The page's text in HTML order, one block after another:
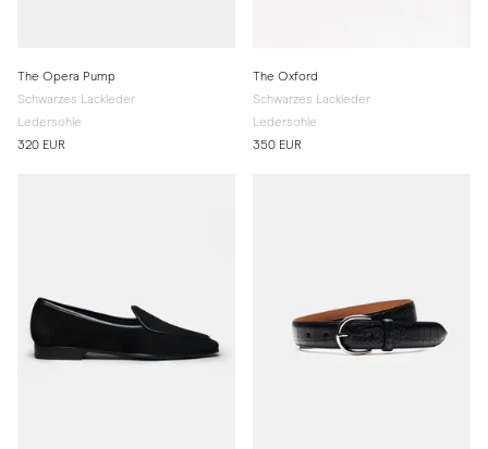
The Opera Pump
Schwarzes Lackleder
Ledersohle
320 EUR
The Oxford
Schwarzes Lackleder
Ledersohle
350 EUR